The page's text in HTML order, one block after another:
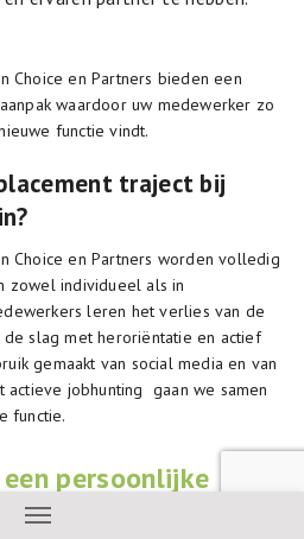
Choice en Partners bieden een
waardoor uw medewerker zo
functie vindt.
traject bij
Choice en Partners worden volledig
zowel individueel als in
leren het verlies van de
de slag met heroriëntatie en actief
gemaakt van social media en van
jobhunting gaan we samen
functie.
een persoonlijke
de rust en ruimte